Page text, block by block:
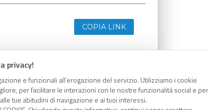
privacy!
e funzionali all’erogazione del servizio. Utilizziamo i cookie
per facilitare le interazioni con le nostre funzionalità social e per
tue abitudini di navigazione e ai tuoi interessi.
COPIA LINK